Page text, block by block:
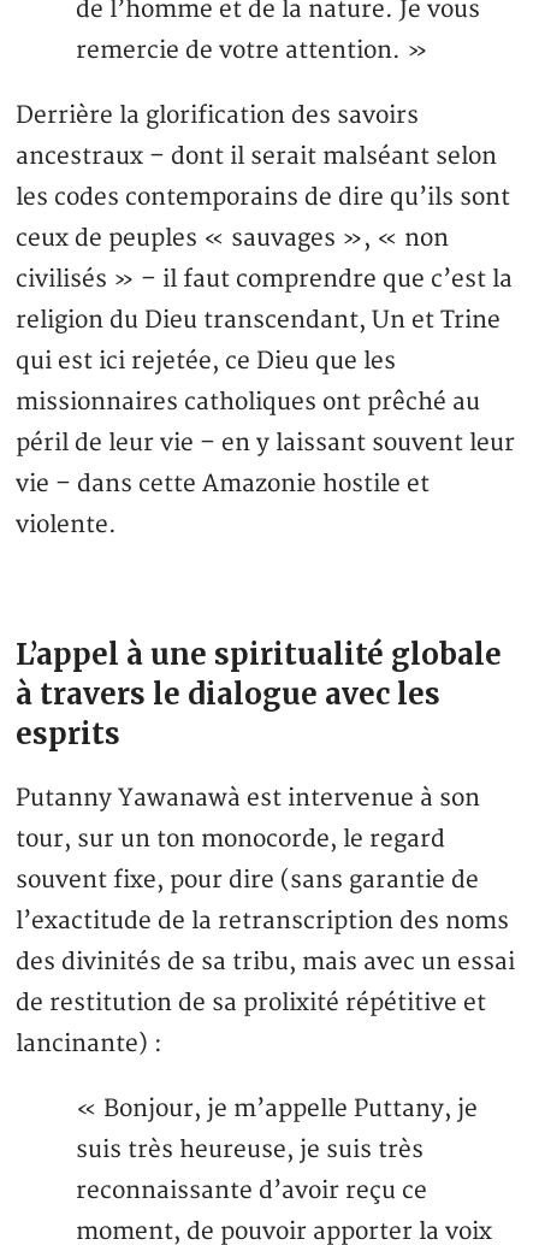
de l’homme et de la nature. Je vous
remercie de votre attention. »
Derrière la glorification des savoirs
ancestraux – dont il serait malséant selon
les codes contemporains de dire qu’ils sont
ceux de peuples « sauvages », « non
civilisés » – il faut comprendre que c’est la
religion du Dieu transcendant, Un et Trine
qui est ici rejetée, ce Dieu que les
missionnaires catholiques ont prêché au
péril de leur vie – en y laissant souvent leur
vie – dans cette Amazonie hostile et
violente.
L’appel à une spiritualité globale
à travers le dialogue avec les
esprits
Putanny Yawanawà est intervenue à son
tour, sur un ton monocorde, le regard
souvent fixe, pour dire (sans garantie de
l’exactitude de la retranscription des noms
des divinités de sa tribu, mais avec un essai
de restitution de sa prolixité répétitive et
lancinante) :
« Bonjour, je m’appelle Puttany, je
suis très heureuse, je suis très
reconnaissante d’avoir reçu ce
moment, de pouvoir apporter la voix